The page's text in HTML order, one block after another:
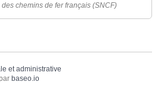
chemins de fer français (SNCF)
et administrative
baseo.io